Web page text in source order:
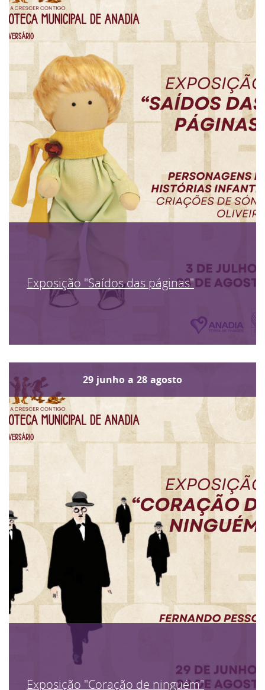
Exposição "Saídos das páginas"
29 junho a 28 agosto
Exposição "Coração de ninguém"